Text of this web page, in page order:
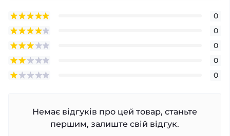
0
0
0
0
0
Немає відгуків про цей товар, станьте
першим, залиште свій відгук.